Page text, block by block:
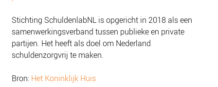
Stichting SchuldenlabNL is opgericht in 2018 als een
samenwerkingsverband tussen publieke en private
partijen. Het heeft als doel om Nederland
schuldenzorgvrij te maken.
Bron: Het Koninklijk Huis